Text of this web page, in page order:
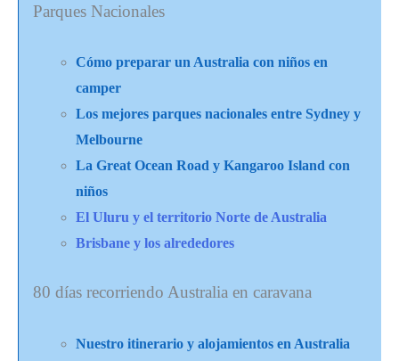
Parques Nacionales
Cómo preparar un Australia con niños en
camper
Los mejores parques nacionales entre Sydney y
Melbourne
La Great Ocean Road y Kangaroo Island con
niños
El Uluru y el territorio Norte de Australia
Brisbane y los alrededores
80 días recorriendo Australia en caravana
Nuestro itinerario y alojamientos en Australia